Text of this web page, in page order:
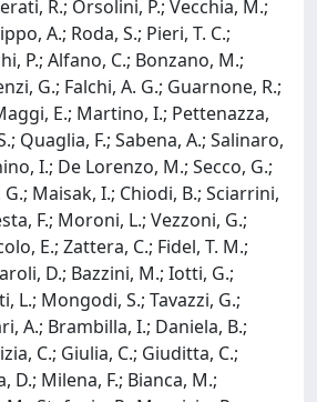
R.; Orsolini, P.; Vecchia, M.;
A.; Roda, S.; Pieri, T. C.;
P.; Alfano, C.; Bonzano, M.;
G.; Falchi, A. G.; Guarnone, R.;
E.; Martino, I.; Pettenazza,
Quaglia, F.; Sabena, A.; Salinaro,
I.; De Lorenzo, M.; Secco, G.;
Maisak, I.; Chiodi, B.; Sciarrini,
F.; Moroni, L.; Vezzoni, G.;
E.; Zattera, C.; Fidel, T. M.;
D.; Bazzini, M.; Iotti, G.;
L.; Mongodi, S.; Tavazzi, G.;
A.; Brambilla, I.; Daniela, B.;
C.; Giulia, C.; Giuditta, C.;
D.; Milena, F.; Bianca, M.;